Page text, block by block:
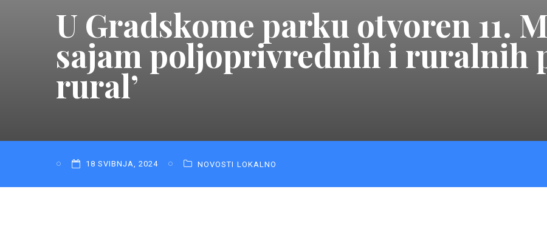
U Gradskome parku otvoren 11.
sajam poljoprivrednih i ruralnih
rural’
18 SVIBNJA, 2024 NOVOSTI LOKALNO